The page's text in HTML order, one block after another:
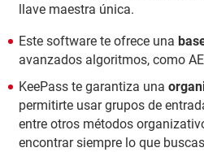
llave maestra única.
Este software te ofrece una
avanzados algoritmos, como
KeePass te garantiza una
permitirte usar grupos de
entre otros métodos
encontrar siempre lo que